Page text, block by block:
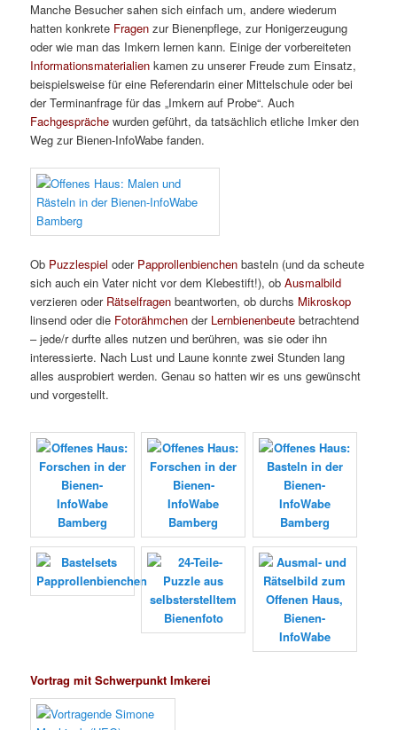
Manche Besucher sahen sich einfach um, andere wiederum
hatten konkrete Fragen zur Bienenpflege, zur Honigerzeugung
oder wie man das Imkern lernen kann. Einige der vorbereiteten
Informationsmaterialien kamen zu unserer Freude zum Einsatz,
beispielsweise für eine Referendarin einer Mittelschule oder bei
der Terminanfrage für das „Imkern auf Probe“. Auch
Fachgespräche wurden geführt, da tatsächlich etliche Imker den
Weg zur Bienen-InfoWabe fanden.
Ob Puzzlespiel oder Papprollenbienchen basteln (und da scheute
sich auch ein Vater nicht vor dem Klebestift!), obAusmalbild
verzieren oder Rätselfragen beantworten, ob durchs Mikroskop
linsend oder die Fotorähmchen der Lernbienenbeute betrachtend
– jede/r durfte alles nutzen und berühren, was sie oder ihn
interessierte. Nach Lust und Laune konnte zwei Stunden lang
alles ausprobiert werden. Genau so hatten wir es uns gewünscht
und vorgestellt.
Vortrag mit Schwerpunkt Imkerei